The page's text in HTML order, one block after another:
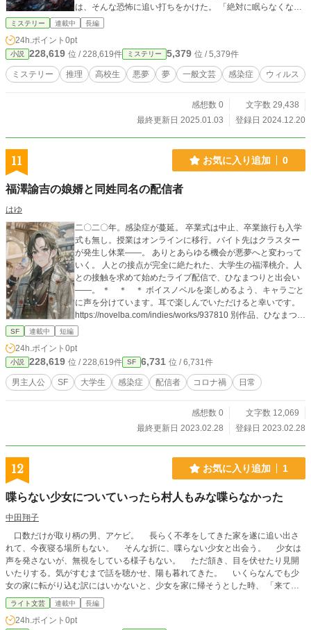
は、そんな恐怖に追い打ちをかけた。 「絶対に眠らなくなる
コーヒーがあるらしいよ──」 それは都市伝説のように囁か
を託し始めていた。
ミステリー 連載中 長編
24h.ポイント 0pt
小説 228,619 位 / 228,619件 ミステリー 5,379 位 / 5,379件
ミステリー 推理 高校生 悪夢 夢 一般文芸 感染症 ウィルス
感想数 0
文字数 29,438
最終更新日 2025.01.03
登録日 2024.12.20
11 お気に入り追加 0
福澤諭吉の娘婿と同姓同名の配信者
はゆ
二〇二〇年。感染症が蔓延。 卒業式は中止、卒業旅行も入学
式も無し。授業はオンラインに移行。バイト先はクラスター
が発生し休業――。 ありとあらゆる機会が悪夢へと変わって
いく。 人との接点が完全に絶たれた、大学生の福澤桃介。人
との接触を求めて始めたライブ配信で、ひなまつりと出会い
――。 ＊ ＊ ＊ ボイスノベルを楽しめるよう、キャラごと
に声を分けています。耳で楽しんでいただけると幸いです。
https://novelba.com/indies/works/937810 別作品、ひなまつり
とリンクしています。
SF 連載中 短編
24h.ポイント 0pt
小説 228,619 位 / 228,619件 SF 6,731 位 / 6,731件
男主人公 SF 大学生 感染症 配信者 コロナ禍 日常
感想数 0
文字数 12,069
最終更新日 2023.02.28
登録日 2023.02.28
12 お気に入り追加 1
喋らない少女についていったら村人もみな喋らなかった
中田翔子
口数だけが取り柄の男、アケビ。 長らく不孝をしてきた家を遂に追い出さ
れて、今夜寝る場所もない。 そんな折に、喋らない少女と出会う。 少女は
声を発さないが、無視をしている様子もない。 ただ頷き、目を伏せたり見開
いたりする。気がすむまで話を聴かせ、陽も暮れてきた。 いくらなんでも少
女の家に転がり込む訳にはいかないと、少女を家に帰そうとした時、 「来て」
と一言、彼女が初めて声を発する。 少女が先を歩き、アケビはその後ろを
着いていく。 三里程歩いた先には関所のようなものがあり、抜けるとそこ
は、誰も声を発さない沈黙の村だった。
ライト文芸 連載中 長編
24h.ポイント 0pt